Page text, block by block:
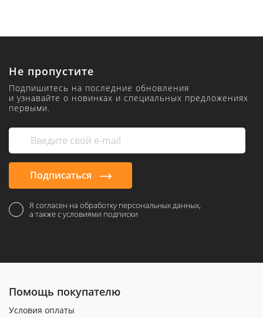
Не пропустите
Подпишитесь на последние обновления
и узнавайте о новинках и специальных предложениях
первыми.
Подписаться
Я согласен на обработку персональных данных,
а также с условиями подписки
Помощь покупателю
Условия оплаты